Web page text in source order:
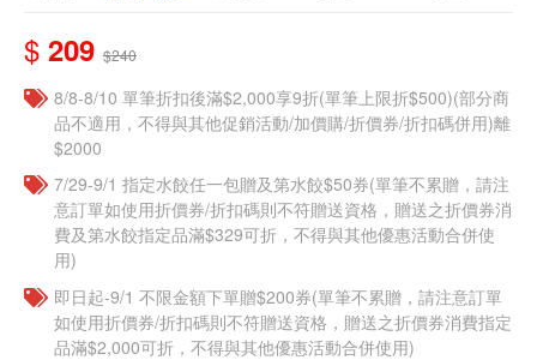
$ 209 $240
8/8-8/10 單筆折扣後滿$2,000享9折(單筆上限折$500)(部分商
品不適用，不得與其他促銷活動/加價購/折價券/折扣碼併用)離
$2000
7/29-9/1 指定水餃任一包贈及第水餃$50券(單筆不累贈，請注
意訂單如使用折價券/折扣碼則不符贈送資格，贈送之折價券消
費及第水餃指定品滿$329可折，不得與其他優惠活動合併使
用)
即日起-9/1 不限金額下單贈$200券(單筆不累贈，請注意訂單
如使用折價券/折扣碼則不符贈送資格，贈送之折價券消費指定
品滿$2,000可折，不得與其他優惠活動合併使用)